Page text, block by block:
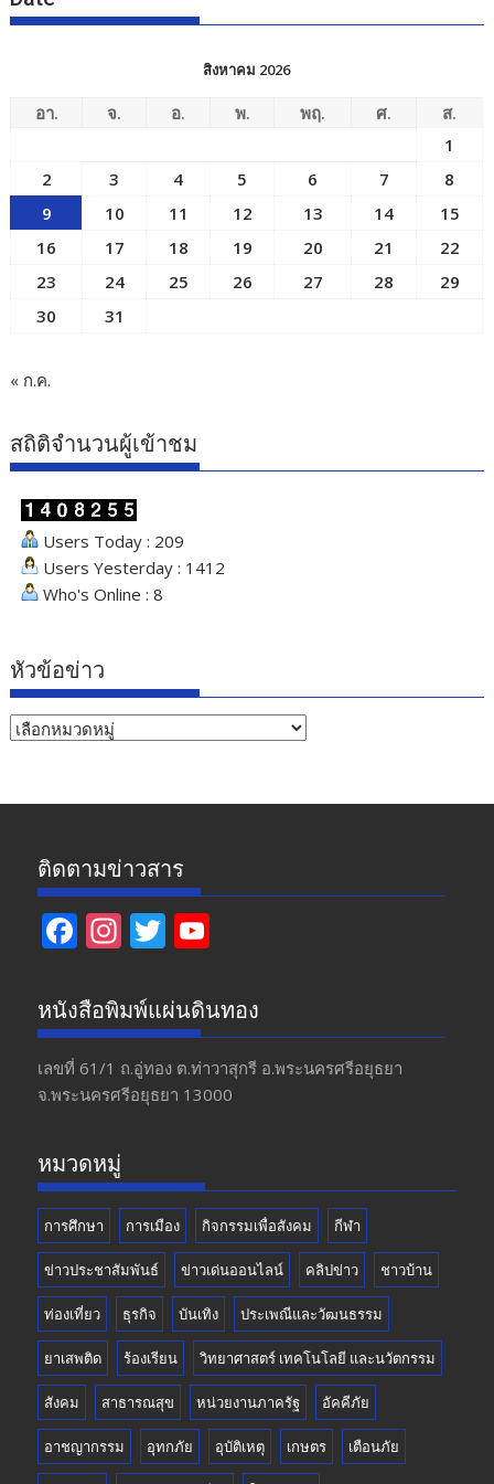
สิงหาคม 2026
อา. จ. อ. พ. พฤ. ศ.
ส.
1
2
3 4 5 6 7
8
9
10 11 12 13 14
15
16
17 18 19 20 21
22
23
24 25 26 27 28
29
30
31
« ก.ค.
สถิติจำนวนผู้เข้าชม
Users Today : 209
Users Yesterday : 1412
Who's Online : 8
หัวข้อข่าว
หัวข้อ
ติดตามข่าวสาร
F
e
b
o
o
In
a
gr
a
m
T
itt
er
u
T
u
b
หนังสือพิมพ์แผ่นดินทอง
เลขที่ 61/1 ถ.อู่ทอง​ ต.​ท่าวาสุกรี​ อ.พระนครศรีอยุธยา​
จ.พระนครศรีอยุธยา 13000
หมวดหมู่
การศึกษา การเมือง กิจกรรมเพื่อสังคม กีฬา
ข่าวประชาสัมพันธ์ ข่าวเด่นออนไลน์ คลิปข่าว ชาวบ้าน
ท่องเที่ยว ธุรกิจ บันเทิง ประเพณีและวัฒนธรรม
ยาเสพติด ร้องเรียน วิทยาศาสตร์ เทคโนโลยี และนวัตกรรม
สังคม สาธารณสุข หน่วยงานภาครัฐ อัคคีภัย
อาชญากรรม อุทกภัย อุบัติเหตุ เกษตร เตือนภัย